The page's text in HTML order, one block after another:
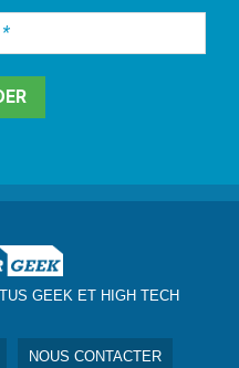
GEEK ET HIGH TECH
NOUS CONTACTER